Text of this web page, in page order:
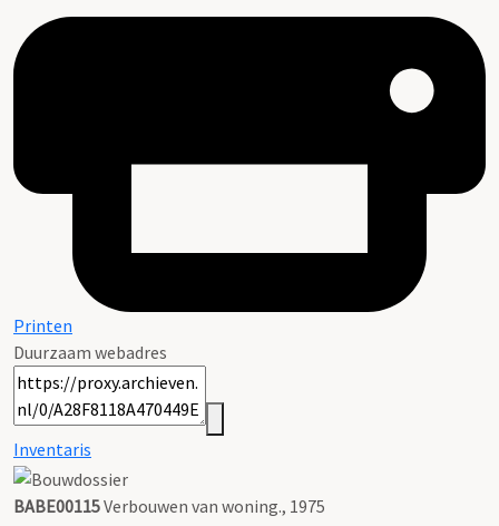
Printen
Duurzaam webadres
Inventaris
BABE00115Verbouwen van woning., 1975